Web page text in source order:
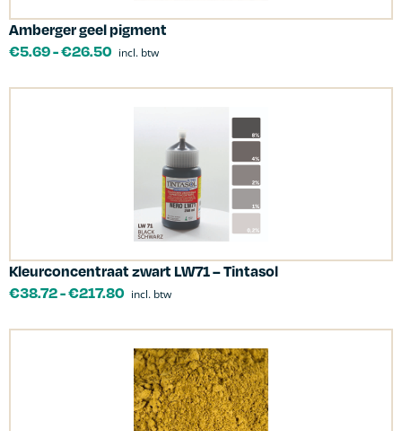
Amberger geel pigment
€5.69-€26.50 incl. btw
Kleurconcentraat zwart LW71 – Tintasol
€38.72-€217.80 incl. btw